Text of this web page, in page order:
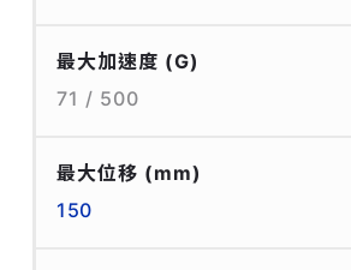
最大加速度 (G)
71 / 500
最大位移 (mm)
150